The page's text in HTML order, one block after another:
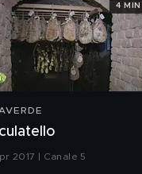
2017 | Canale 5
4 MIN